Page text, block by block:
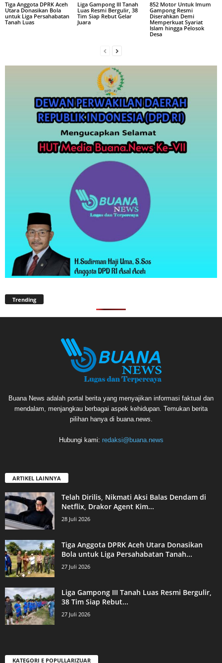
Tiga Anggota DPRK Aceh
Utara Donasikan Bola
untuk Liga Persahabatan
Tanah Luas
Liga Gampong III Tanah
Luas Resmi Bergulir, 38
Tim Siap Rebut Gelar
Juara
852 Motor Untuk Imum
Gampong Resmi
Diserahkan Demi
Memperkuat Syariat
Islam hingga Pelosok
Desa
Trending
Buana News adalah portal berita yang menyajikan informasi faktual dan
mendalam, menjangkau berbagai aspek kehidupan. Temukan berita
pilihan hanya di buana.news.
Hubungi kami: redaksi@buana.news
ARTIKEL LAINNYA
Telah Dirilis, Nikmati Aksi Balas Dendam di
Netflix, Drakor Agent Kim...
28 Juli 2026
Tiga Anggota DPRK Aceh Utara Donasikan
Bola untuk Liga Persahabatan Tanah...
27 Juli 2026
Liga Gampong III Tanah Luas Resmi Bergulir,
38 Tim Siap Rebut...
27 Juli 2026
KATEGORI E POPULLARIZUAR